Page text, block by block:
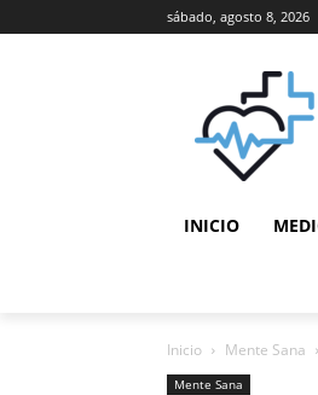
sábado, agosto 8, 2026
INICIO
Inicio Mente Sana
Mente Sana